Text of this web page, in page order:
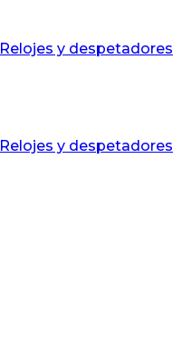
Relojes y despetadores
Relojes y despetadores